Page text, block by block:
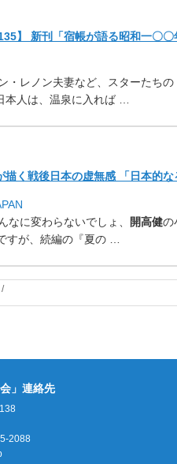
】 新刊「宿帳が語る昭和一〇
・レノン夫妻など、スターたちの
本人は、温泉に入れば …
描く戦後日本の虚無感 「日本的
なに変わらないでしょ、
開高健の
すが、続編の『夏の …
/
」連絡先
2088